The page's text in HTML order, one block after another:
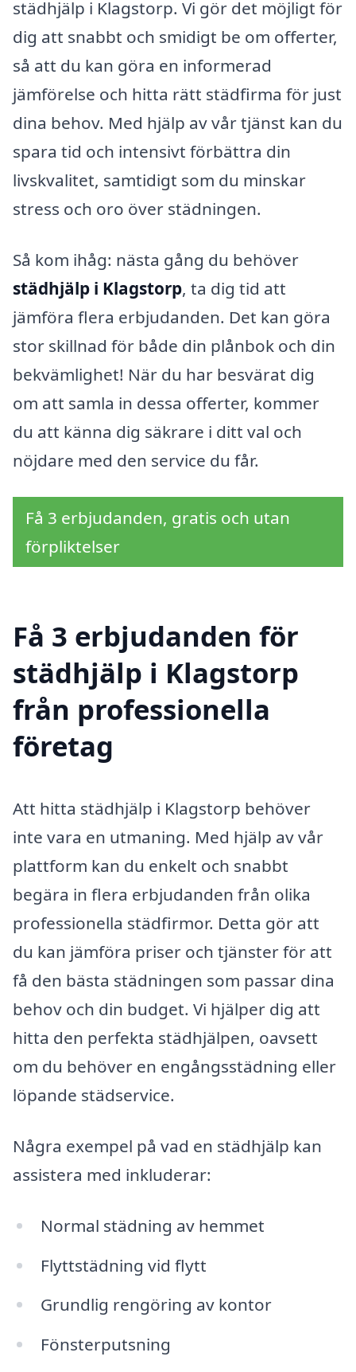
städhjälp i Klagstorp. Vi gör det möjligt för
dig att snabbt och smidigt be om offerter,
så att du kan göra en informerad
jämförelse och hitta rätt städfirma för just
dina behov. Med hjälp av vår tjänst kan du
spara tid och intensivt förbättra din
livskvalitet, samtidigt som du minskar
stress och oro över städningen.
Så kom ihåg: nästa gång du behöver
städhjälp i Klagstorp, ta dig tid att
jämföra flera erbjudanden. Det kan göra
stor skillnad för både din plånbok och din
bekvämlighet! När du har besvärat dig
om att samla in dessa offerter, kommer
du att känna dig säkrare i ditt val och
nöjdare med den service du får.
Få 3 erbjudanden, gratis och utan
förpliktelser
Få 3 erbjudanden för
städhjälp i Klagstorp
från professionella
företag
Att hitta städhjälp i Klagstorp behöver
inte vara en utmaning. Med hjälp av vår
plattform kan du enkelt och snabbt
begära in flera erbjudanden från olika
professionella städfirmor. Detta gör att
du kan jämföra priser och tjänster för att
få den bästa städningen som passar dina
behov och din budget. Vi hjälper dig att
hitta den perfekta städhjälpen, oavsett
om du behöver en engångsstädning eller
löpande städservice.
Några exempel på vad en städhjälp kan
assistera med inkluderar:
Normal städning av hemmet
Flyttstädning vid flytt
Grundlig rengöring av kontor
Fönsterputsning